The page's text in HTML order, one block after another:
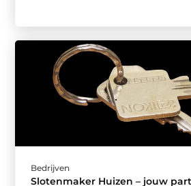
Bedrijven
Slotenmaker Huizen – jouw